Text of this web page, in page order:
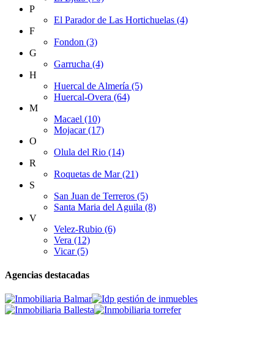
P
El Parador de Las Hortichuelas (4)
F
Fondon (3)
G
Garrucha (4)
H
Huercal de Almería (5)
Huercal-Overa (64)
M
Macael (10)
Mojacar (17)
O
Olula del Rio (14)
R
Roquetas de Mar (21)
S
San Juan de Terreros (5)
Santa Maria del Aguila (8)
V
Velez-Rubio (6)
Vera (12)
Vicar (5)
Agencias destacadas